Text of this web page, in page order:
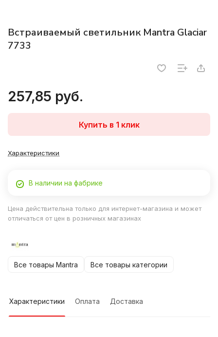
Встраиваемый светильник Mantra Glaciar
7733
257,85 руб.
Купить в 1 клик
Характеристики
В наличии на фабрике
Цена действительна только для интернет-магазина и может
отличаться от цен в розничных магазинах
Все товары Mantra Все товары категории
Характеристики Оплата Доставка